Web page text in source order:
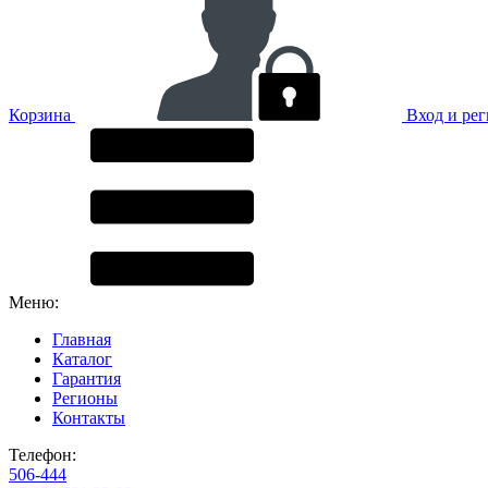
Корзина Вход и
Меню:
Главная
Каталог
Гарантия
Регионы
Контакты
Телефон:
506-444